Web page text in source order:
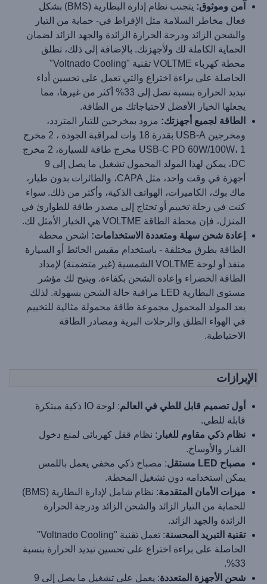
آمن وموثوق:
يتجنب نظام إدارة البطارية (BMS) بشكل
فعال مخاطر السلامة مثل الإفراط في- حماية من التيار
والشحن الزائد ودرجة الحرارة الزائدة والجهد الزائد لضمان
الحماية الكاملة لك ولأجهزتك. بالإضافة إلى ذلك، تطلق
محطة كهرباء VOLTME تقنية "Voltnado Cooling"
الحاصلة على براءة اختراع والتي تعمل على تحسين أداء
تبديد الحرارة بنسبة تصل إلى 33% أكثر من غيرها، مما
يجعلها الخيار الأفضل لاحتياجاتك من الطاقة.
الطاقة لجميع أجهزتك: مزود بمخرجين للتيار المتردد،
ومخرجين USB-A بقدرة 18 وات لمراقبة الجودة ، 2 مخرج
USB-C PD 60W/100W، 1 مخرج طاقة للسيارة، 2 مخرج
DC، يمكن لهذا المولد المحمول تشغيل ما يصل إلى 9
أجهزة في وقت واحد، مثل CAPA، والطائرات بدون طيار،
ماك بوك، الكاميرات، الهواتف الذكية، وأكثر من ذلك. سواء
كنت في رحلة تخييم أو تحتاج إلى مصدر طاقة للطوارئ في
المنزل، فإن محطة الطاقة VOLTME هي الخيار الأمثل لك.
إعادة شحن سهلة ومتعددة الاستخدامات: اشحن محطة
الطاقة بطرق مختلفة - باستخدام مقبس الحائط أو السيارة
منفذ أو لوحة VOLTME الشمسية (غير متضمنة) لإمداد
الطاقة الخضراء وإعادة الشحن بكفاءة. ويتيح لك مؤشر
مستوى البطارية LED مراقبة حالة الشحن بسهولة. لذلك
يعد المولد المحمول مجموعة طاقة محمولة مثالية للتخييم
في الهواء الطلق والرحلات البرية ومصادر الطاقة
الاحتياطية.
الإبرازات
أول تصميم قابل للطي في العالم
: لوحة IO ذكية مبتكرة
قابلة للطي.
نظام ذكي مقاوم للغبار : نظام قفل كهربائي لمنع دخول
الغبار والأوساخ.
مصباح LED مستقل
: مصباح ذكي مخفي يعمل باللمس
يمكن استخدامه دون تشغيل المحطة.
ميزات الأمان المتقدمة
: نظام شامل لإدارة البطارية (BMS)
للحماية من التيار الزائد والشحن الزائد ودرجة الحرارة
الزائدة والجهد الزائد.
تقنية التبريد المحسنة
: تعمل تقنية "Voltnado Cooling"
الحاصلة على براءة اختراع على تحسين تبديد الحرارة بنسبة
33%.
شحن الأجهزة المتعددة
: يعمل على تشغيل ما يصل إلى 9